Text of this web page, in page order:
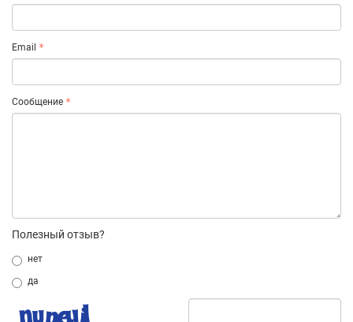
Email
Сообщение
Полезный отзыв?
нет
да